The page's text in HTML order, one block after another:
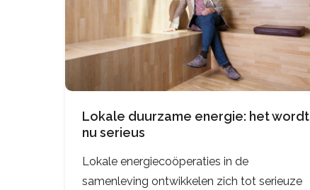
Lokale duurzame energie: het wordt
nu serieus
Lokale energiecoöperaties in de
samenleving ontwikkelen zich tot serieuze